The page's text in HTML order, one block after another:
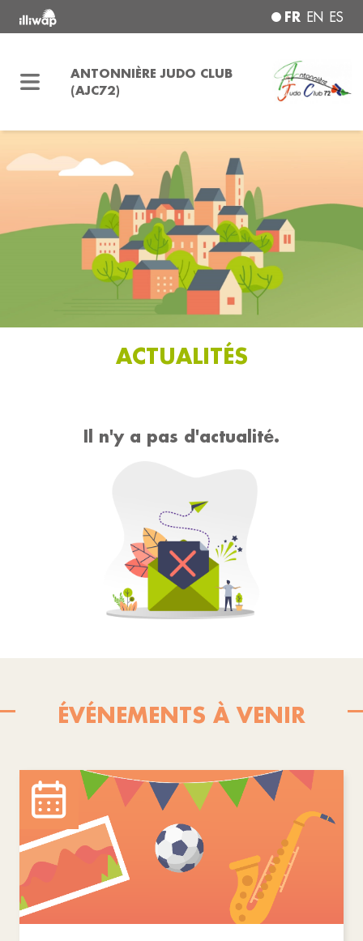
FR EN ES
ANTONNIÈRE JUDO CLUB
(AJC72)
ACTUALITÉS
Il n'y a pas d'actualité.
ÉVÉNEMENTS À VENIR